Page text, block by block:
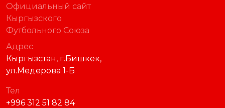
Официальный сайт
Кыргызского
Футбольного Союза
Адрес
Кыргызстан, г.Бишкек,
ул.Медерова 1-Б
Тел
+996 312 51 82 84